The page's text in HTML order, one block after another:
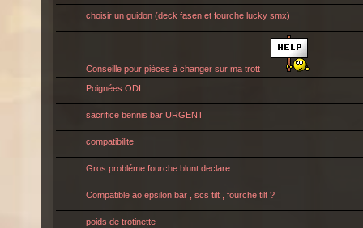
choisir un guidon (deck fasen et fourche lucky smx)
Conseille pour pièces à changer sur ma trott
Poignées ODI
sacrifice bennis bar URGENT
compatibilite
Gros probléme fourche blunt declare
Compatible ao epsilon bar , scs tilt , fourche tilt ?
poids de trotinette